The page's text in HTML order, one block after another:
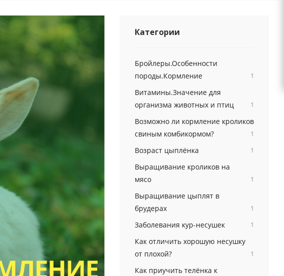
Категории
Бройлеры.Особенности
породы.Кормление
1
Витамины.Значение для
организма животных и птиц
1
Возможно ли кормление кроликов
свиным комбикормом?
1
Возраст цыплёнка 1
Выращивание кроликов на
мясо
1
Выращивание цыплят в
брудерах
1
Заболевания кур-несушек 1
Как отличить хорошую несушку
от плохой?
1
Как приучить телёнка к